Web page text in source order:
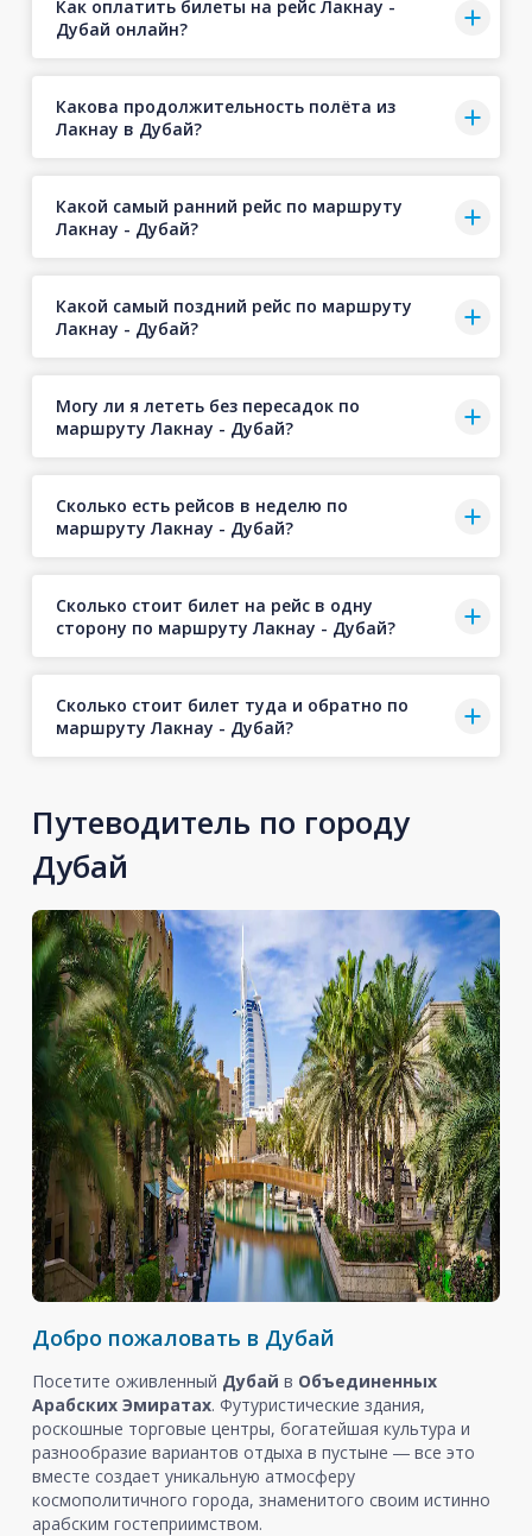
Как оплатить билеты на рейс Лакнау -
Дубай онлайн?
Какова продолжительность полёта из
Лакнау в Дубай?
Какой самый ранний рейс по маршруту
Лакнау - Дубай?
Какой самый поздний рейс по маршруту
Лакнау - Дубай?
Могу ли я лететь без пересадок по
маршруту Лакнау - Дубай?
Сколько есть рейсов в неделю по
маршруту Лакнау - Дубай?
Сколько стоит билет на рейс в одну
сторону по маршруту Лакнау - Дубай?
Сколько стоит билет туда и обратно по
маршруту Лакнау - Дубай?
Путеводитель по городу
Дубай
Добро пожаловать в Дубай
Посетите оживленный Дубай в Объединенных
Арабских Эмиратах. Футуристические здания,
роскошные торговые центры, богатейшая культура и
разнообразие вариантов отдыха в пустыне ― все это
вместе создает уникальную атмосферу
космополитичного города, знаменитого своим истинно
арабским гостеприимством.